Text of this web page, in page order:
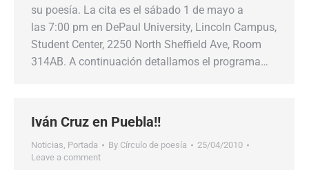
su poesía. La cita es el sábado 1 de mayo a
las 7:00 pm en DePaul University, Lincoln Campus,
Student Center, 2250 North Sheffield Ave, Room
314AB. A continuación detallamos el programa…
Iván Cruz en Puebla!!
Noticias, Portada By Círculo de poesía
25/04/2010
Leave a comment